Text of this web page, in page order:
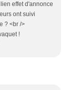
effet d'annonce
ont suivi
? <br />
!